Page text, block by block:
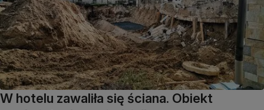
W hotelu zawaliła się ściana. Obiekt